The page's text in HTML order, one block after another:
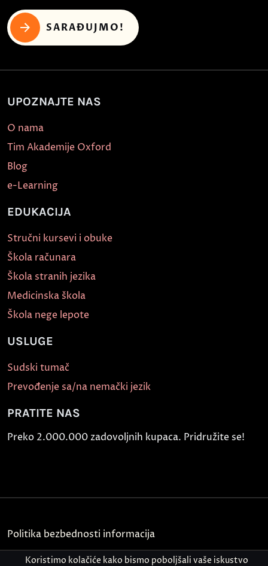
SARAĐUJMO!
UPOZNAJTE NAS
O nama
Tim Akademije Oxford
Blog
e-Learning
EDUKACIJA
Stručni kursevi i obuke
Škola računara
Škola stranih jezika
Medicinska škola
Škola nege lepote
USLUGE
Sudski tumač
Prevođenje sa/na nemački jezik
PRATITE NAS
Preko 2.000.000 zadovoljnih kupaca. Pridružite se!
Politika bezbednosti informacija
Kontakt
Koristimo kolačiće kako bismo poboljšali vaše iskustvo